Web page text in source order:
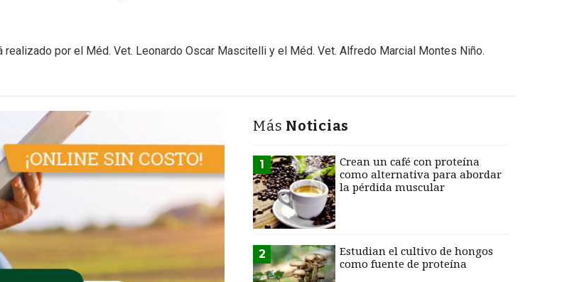
por el Méd. Vet. Leonardo Oscar Mascitelli y el Méd. Vet. Alfredo Marcial Montes Niño.
Más Noticias
1
Crean un café con proteína
como alternativa para abordar
la pérdida muscular
2
Estudian el cultivo de hongos
como fuente de proteína